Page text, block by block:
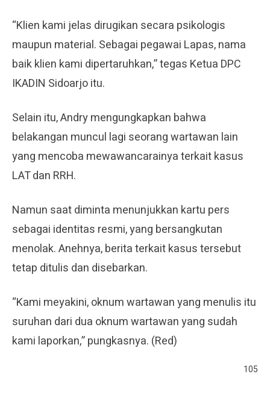
“Klien kami jelas dirugikan secara psikologis
maupun material. Sebagai pegawai Lapas, nama
baik klien kami dipertaruhkan,” tegas Ketua DPC
IKADIN Sidoarjo itu.
Selain itu, Andry mengungkapkan bahwa
belakangan muncul lagi seorang wartawan lain
yang mencoba mewawancarainya terkait kasus
LAT dan RRH.
Namun saat diminta menunjukkan kartu pers
sebagai identitas resmi, yang bersangkutan
menolak. Anehnya, berita terkait kasus tersebut
tetap ditulis dan disebarkan.
“Kami meyakini, oknum wartawan yang menulis itu
suruhan dari dua oknum wartawan yang sudah
kami laporkan,” pungkasnya. (Red)
105